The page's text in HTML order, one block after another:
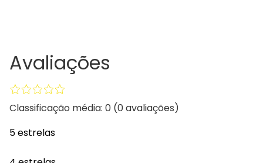
Avaliações
Classificação média: 0 (0 avaliações)
5 estrelas